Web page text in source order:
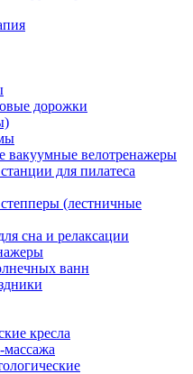
дорожки
вакуумные велотренажеры
для пилатеса
(лестничные
сна и релаксации
ванн
кресла
массажа